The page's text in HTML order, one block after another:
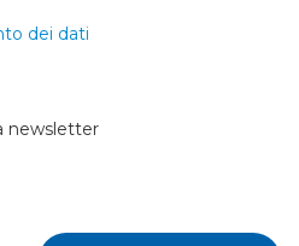
dei dati
newsletter